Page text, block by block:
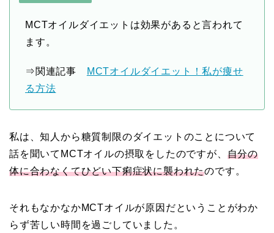
MCTオイルダイエットは効果があると言われて
ます。
⇒関連記事
MCTオイルダイエット！私が痩せ
る方法
私は、知人から糖質制限のダイエットのことについて
話を聞いてMCTオイルの摂取をしたのですが、 自分の
体に合わなくてひどい下痢症状に襲われたのです。
それもなかなかMCTオイルが原因だということがわか
らず苦しい時間を過ごしていました。